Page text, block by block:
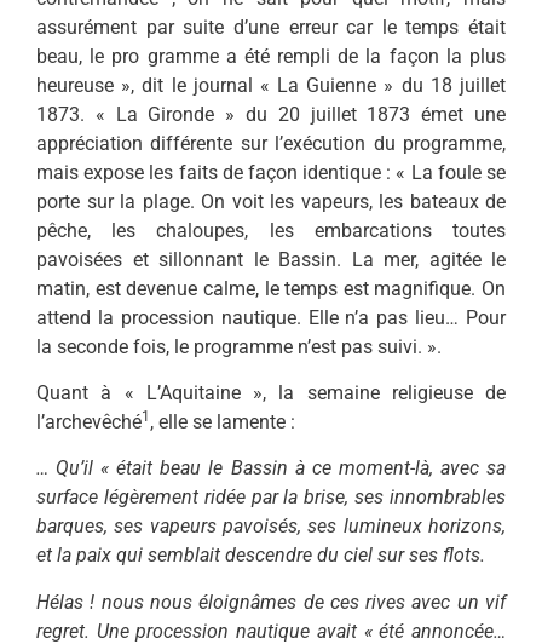
assurément par suite d’une erreur car le temps était
beau, le pro gramme a été rempli de la façon la plus
heureuse », dit le journal « La Guienne » du 18 juillet
1873. « La Gironde » du 20 juillet 1873 émet une
appréciation différente sur l’exécution du programme,
mais expose les faits de façon identique : « La foule se
porte sur la plage. On voit les vapeurs, les bateaux de
pêche, les chaloupes, les embarcations toutes
pavoisées et sillonnant le Bassin. La mer, agitée le
matin, est devenue calme, le temps est magnifique. On
attend la procession nautique. Elle n’a pas lieu… Pour
la seconde fois, le programme n’est pas suivi. ».
Quant à « L’Aquitaine », la semaine religieuse de
l’archevêché1 , elle se lamente :
… Qu’il « était beau le Bassin à ce moment-là, avec sa
surface légèrement ridée par la brise, ses innombrables
barques, ses vapeurs pavoisés, ses lumineux horizons,
et la paix qui semblait descendre du ciel sur ses flots.
Hélas ! nous nous éloignâmes de ces rives avec un vif
regret. Une procession nautique avait « été annoncée…